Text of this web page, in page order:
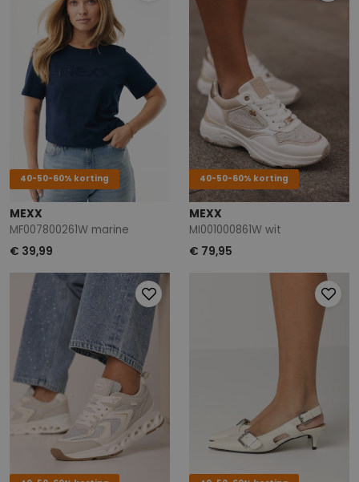
40-50-60% korting
MEXX
MF007800261W marine
€ 39,99
40-50-60% korting
MEXX
MI001000861W wit
€ 79,95